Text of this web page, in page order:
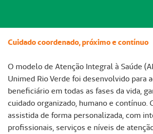
Cuidado coordenado, próximo e contínuo
O modelo de Atenção Integral à Saúde
Unimed Rio Verde foi desenvolvido para
beneficiário em todas as fases da vida,
cuidado organizado, humano e contínuo.
assistida de forma personalizada, com
profissionais, serviços e níveis de